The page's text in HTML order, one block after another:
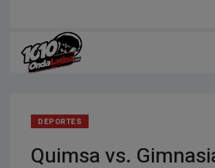
DEPORTES
Quimsa vs.